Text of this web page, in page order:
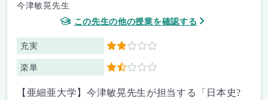
今津敏晃先生
この先生の他の授業を確認する
充実 2
楽単 1.5
【亜細亜大学】今津敏晃先生が担当する「日本史?